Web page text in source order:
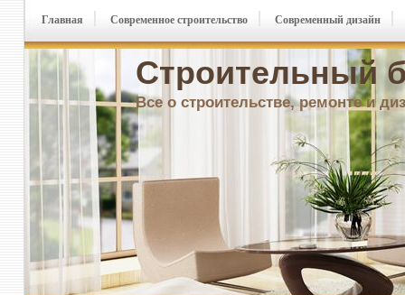
Строительный
Все о строительстве, ремонте и
Главная Современное строительство Современный дизайн